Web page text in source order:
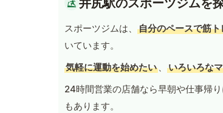
井尻駅のスポーツジムを
スポーツジムは、 自分のペースで筋
いています。
気軽に運動を始めたい 、 いろいろな
24時間営業の店舗なら早朝や仕事帰
もあります。